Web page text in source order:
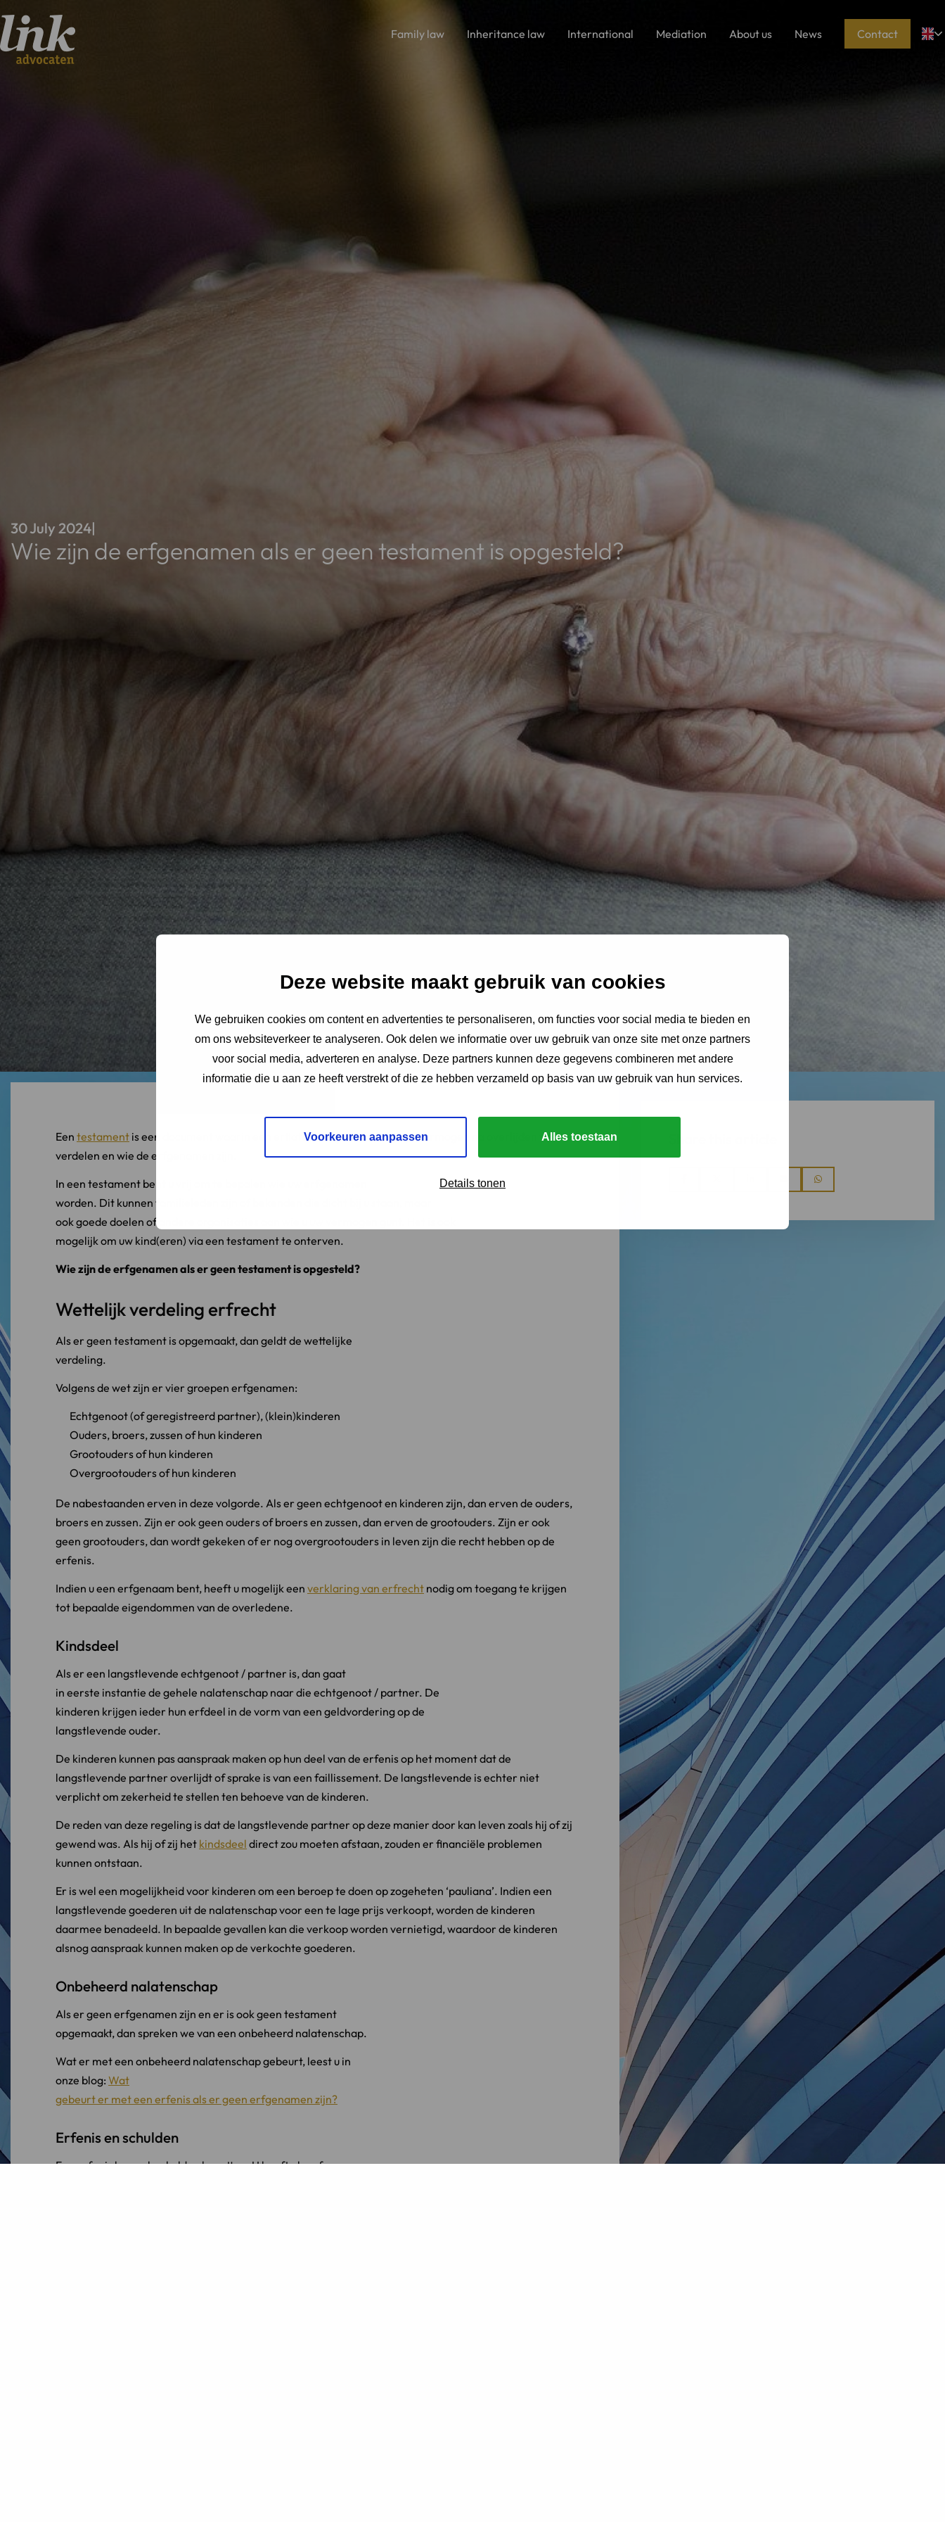
Deze website maakt gebruik van cookies
We gebruiken cookies om content en advertenties te personaliseren, om functies voor social media te bieden en
om ons websiteverkeer te analyseren. Ook delen we informatie over uw gebruik van onze site met onze partners
voor social media, adverteren en analyse. Deze partners kunnen deze gegevens combineren met andere
informatie die u aan ze heeft verstrekt of die ze hebben verzameld op basis van uw gebruik van hun services.
Voorkeuren aanpassen Alles toestaan
Details tonen
Family law Inheritance law International Mediation About us News Contact
30 July 2024|
Wie zijn de erfgenamen als er geen testament is opgesteld?
Een testament is een document waarin een erflater aangeeft hoe hij zijn vermogen na overlijden wil
verdelen en wie de erfgenamen zijn.
In een testament bent u vrij om te bepalen wie uw erfgenamen
worden. Dit kunnen familieleden zijn of bekenden die dicht bij u staan, maar
ook goede doelen of andere organisaties aan wie u uw vermogen gunt. Het is ook
mogelijk om uw kind(eren) via een testament te onterven.
Wie zijn de erfgenamen als er geen testament is opgesteld?
Wettelijk verdeling erfrecht
Als er geen testament is opgemaakt, dan geldt de wettelijke
verdeling.
Volgens de wet zijn er vier groepen erfgenamen:
Echtgenoot (of geregistreerd partner), (klein)kinderen
Ouders, broers, zussen of hun kinderen
Grootouders of hun kinderen
Overgrootouders of hun kinderen
De nabestaanden erven in deze volgorde. Als er geen echtgenoot en kinderen zijn, dan erven de ouders,
broers en zussen. Zijn er ook geen ouders of broers en zussen, dan erven de grootouders. Zijn er ook
geen grootouders, dan wordt gekeken of er nog overgrootouders in leven zijn die recht hebben op de
erfenis.
Indien u een erfgenaam bent, heeft u mogelijk een verklaring van erfrecht nodig om toegang te krijgen
tot bepaalde eigendommen van de overledene.
Kindsdeel
Als er een langstlevende echtgenoot / partner is, dan gaat
in eerste instantie de gehele nalatenschap naar die echtgenoot / partner. De
kinderen krijgen ieder hun erfdeel in de vorm van een geldvordering op de
langstlevende ouder.
De kinderen kunnen pas aanspraak maken op hun deel van de erfenis op het moment dat de
langstlevende partner overlijdt of sprake is van een faillissement. De langstlevende is echter niet
verplicht om zekerheid te stellen ten behoeve van de kinderen.
De reden van deze regeling is dat de langstlevende partner op deze manier door kan leven zoals hij of zij
gewend was. Als hij of zij het kindsdeel direct zou moeten afstaan, zouden er financiële problemen
kunnen ontstaan.
Er is wel een mogelijkheid voor kinderen om een beroep te doen op zogeheten ‘pauliana’. Indien een
langstlevende goederen uit de nalatenschap voor een te lage prijs verkoopt, worden de kinderen
daarmee benadeeld. In bepaalde gevallen kan die verkoop worden vernietigd, waardoor de kinderen
alsnog aanspraak kunnen maken op de verkochte goederen.
Onbeheerd nalatenschap
Als er geen erfgenamen zijn en er is ook geen testament
opgemaakt, dan spreken we van een onbeheerd nalatenschap.
Wat er met een onbeheerd nalatenschap gebeurt, leest u in
onze blog: Wat
gebeurt er met een erfenis als er geen erfgenamen zijn?
Erfenis en schulden
Een erfenis kan ook schulden bevatten. U heeft als erfgenaam
via
Share
via